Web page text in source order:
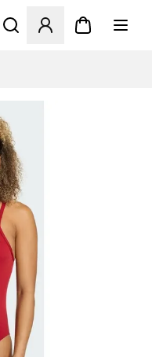
Opent een venster om in